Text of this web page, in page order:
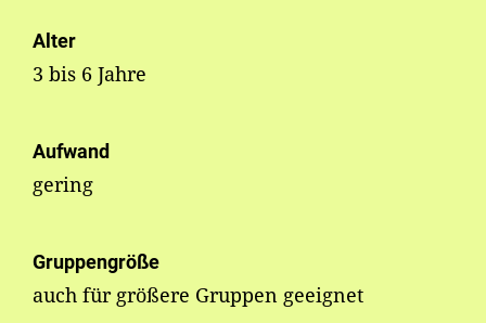
Alter
3 bis 6 Jahre
Aufwand
gering
Gruppengröße
auch für größere Gruppen geeignet